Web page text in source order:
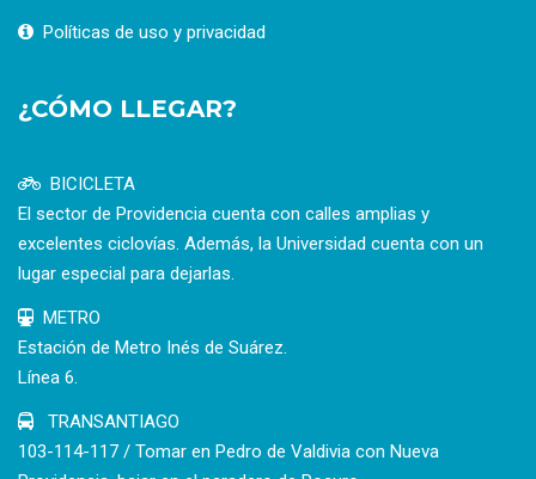
Políticas de uso y privacidad
¿CÓMO LLEGAR?
BICICLETA
El sector de Providencia cuenta con calles amplias y
excelentes ciclovías. Además, la Universidad cuenta con un
lugar especial para dejarlas.
METRO
Estación de Metro Inés de Suárez.
Línea 6.
TRANSANTIAGO
103-114-117 / Tomar en Pedro de Valdivia con Nueva